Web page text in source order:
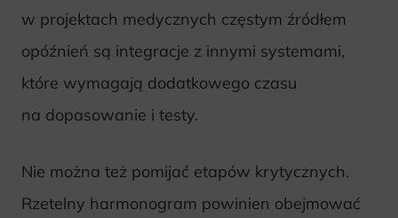
w projektach medycznych częstym źródłem
opóźnień są integracje z innymi systemami,
które wymagają dodatkowego czasu
na dopasowanie i testy.
Nie można też pomijać etapów krytycznych.
Rzetelny harmonogram powinien obejmować